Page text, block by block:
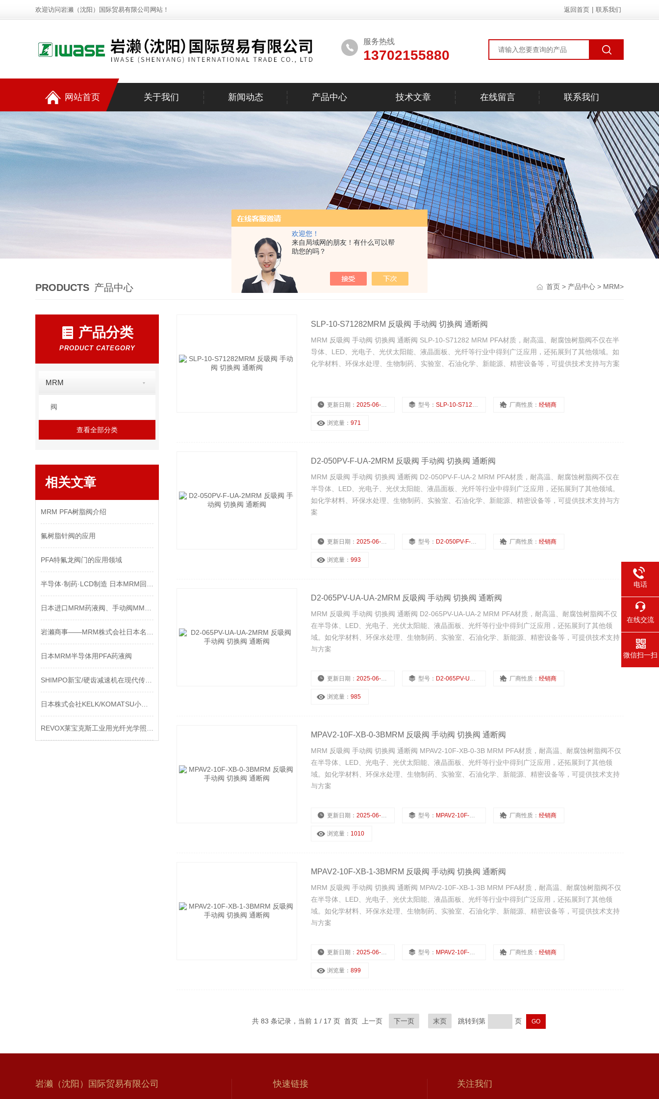
欢迎您！
来自局域网的朋友！有什么可以帮
助您的吗？
欢迎访问岩濑（沈阳）国际贸易有限公司网站！ 返回首页 联系我们
服务热线
13702155880
网站首页 关于我们 新闻动态 产品中心 技术文章 在线留言 联系我们
PRODUCTS 产品中心 首页 > 产品中心 > MRM>
产品分类
PRODUCT CATEGORY
MRM
阀
查看全部分类
相关文章
MRM PFA树脂阀介绍
氟树脂针阀的应用
PFA特氟龙阀门的应用领域
日本MRM半导体用PFA药液阀
SLP-10-S71282MRM 反吸阀 手动阀 切换阀 通断阀
MRM 反吸阀 手动阀 切换阀 通断阀 SLP-10-S71282 MRM PFA材质，耐高温、耐腐蚀树脂阀不仅在半
导体、LED、光电子、光伏太阳能、液晶面板、光纤等行业中得到广泛应用，还拓展到了其他领域。如
化学材料、环保水处理、生物制药、实验室、石油化学、新能源、精密设备等，可提供技术支持与方案
更新日期： 2025-06-29 型号： SLP-10-S71282 厂商性质： 经销商
浏览量： 971
D2-050PV-F-UA-2MRM 反吸阀 手动阀 切换阀 通断阀
MRM 反吸阀 手动阀 切换阀 通断阀 D2-050PV-F-UA-2 MRM PFA材质，耐高温、耐腐蚀树脂阀不仅在
半导体、LED、光电子、光伏太阳能、液晶面板、光纤等行业中得到广泛应用，还拓展到了其他领域。
如化学材料、环保水处理、生物制药、实验室、石油化学、新能源、精密设备等，可提供技术支持与方
案
更新日期： 2025-06-29 型号： D2-050PV-F-UA-2 厂商性质： 经销商
浏览量： 993
D2-065PV-UA-UA-2MRM 反吸阀 手动阀 切换阀 通断阀
MRM 反吸阀 手动阀 切换阀 通断阀 D2-065PV-UA-UA-2 MRM PFA材质，耐高温、耐腐蚀树脂阀不仅
在半导体、LED、光电子、光伏太阳能、液晶面板、光纤等行业中得到广泛应用，还拓展到了其他领
域。如化学材料、环保水处理、生物制药、实验室、石油化学、新能源、精密设备等，可提供技术支持
与方案
更新日期： 2025-06-29 型号： D2-065PV-UA-UA-2 厂商性质： 经销商
浏览量： 985
MPAV2-10F-XB-0-3BMRM 反吸阀 手动阀 切换阀 通断阀
MRM 反吸阀 手动阀 切换阀 通断阀 MPAV2-10F-XB-0-3B MRM PFA材质，耐高温、耐腐蚀树脂阀不仅
在半导体、LED、光电子、光伏太阳能、液晶面板、光纤等行业中得到广泛应用，还拓展到了其他领
域。如化学材料、环保水处理、生物制药、实验室、石油化学、新能源、精密设备等，可提供技术支持
与方案
更新日期： 2025-06-29 型号： MPAV2-10F-XB-0-3B 厂商性质： 经销商
浏览量： 1010
MPAV2-10F-XB-1-3BMRM 反吸阀 手动阀 切换阀 通断阀
MRM 反吸阀 手动阀 切换阀 通断阀 MPAV2-10F-XB-1-3B MRM PFA材质，耐高温、耐腐蚀树脂阀不仅
在半导体、LED、光电子、光伏太阳能、液晶面板、光纤等行业中得到广泛应用，还拓展到了其他领
域。如化学材料、环保水处理、生物制药、实验室、石油化学、新能源、精密设备等，可提供技术支持
与方案
更新日期： 2025-06-29 型号： MPAV2-10F-XB-1-3B 厂商性质： 经销商
浏览量： 899
共 83 条记录，当前 1 / 17 页 首页 上一页 下一页 末页 跳转到第 页
岩濑（沈阳）国际贸易有限公司 快速链接 关注我们
电话
在线交流
微信扫一扫